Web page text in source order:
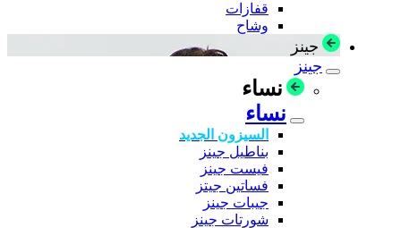
قفازات
وشاح
جينز
جينز
نساء
نساء
السيزون الجديد
بناطيل جينز
فيست جينز
فساتين جيتز
جيبات جينز
شورتات جينز